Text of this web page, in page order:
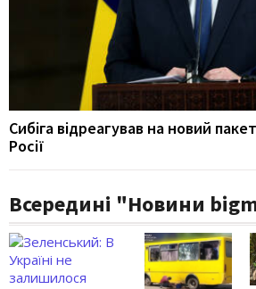
Сибіга відреагував на новий
Росії
Всередині "Новини